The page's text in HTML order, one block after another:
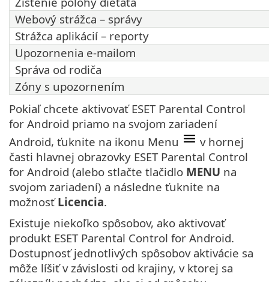
Webový strážca – správy
Strážca aplikácií – reporty
Upozornenia e-mailom
Správa od rodiča
Zóny s upozornením
Pokiaľ chcete aktivovať ESET Parental Control
for Android priamo na svojom zariadení
Android, ťuknite na ikonu Menu
v hornej
časti hlavnej obrazovky ESET Parental Control
for Android (alebo stlačte tlačidlo MENU na
svojom zariadení) a následne ťuknite na
možnosťLicencia.
Existuje niekoľko spôsobov, ako aktivovať
produkt ESET Parental Control for Android.
Dostupnosť jednotlivých spôsobov aktivácie sa
môže líšiť v závislosti od krajiny, v ktorej sa